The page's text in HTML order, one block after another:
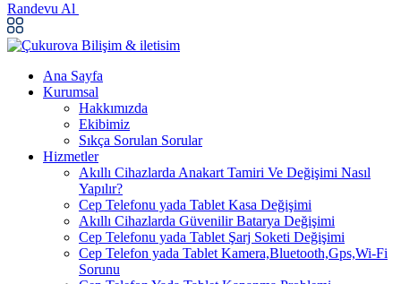
Randevu Al
Ana Sayfa
Kurumsal
Hakkımızda
Ekibimiz
Sıkça Sorulan Sorular
Hizmetler
Akıllı Cihazlarda Anakart Tamiri Ve Değişimi Nasıl
Yapılır?
Cep Telefonu yada Tablet Kasa Değişimi
Akıllı Cihazlarda Güvenilir Batarya Değişimi
Cep Telefonu yada Tablet Şarj Soketi Değişimi
Cep Telefon yada Tablet Kamera,Bluetooth,Gps,Wi-Fi
Sorunu